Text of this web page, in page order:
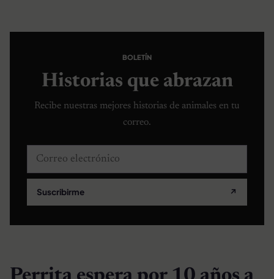
BOLETÍN
Historias que abrazan
Recibe nuestras mejores historias de animales en tu
correo.
Correo electrónico
Suscribirme ↗